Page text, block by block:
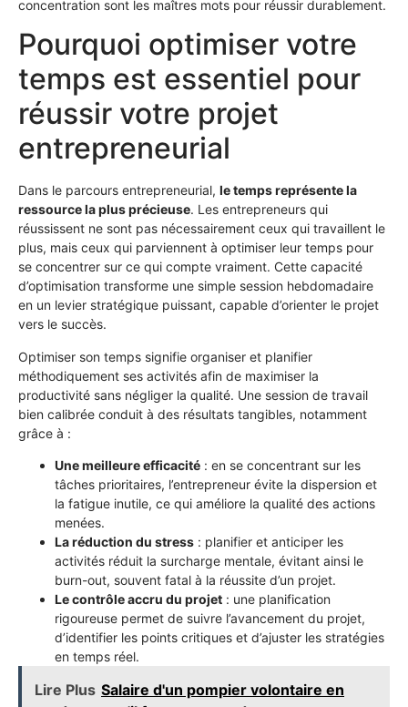
concentration sont les maîtres mots pour réussir durablement.
Pourquoi optimiser votre
temps est essentiel pour
réussir votre projet
entrepreneurial
Dans le parcours entrepreneurial, le temps représente la
ressource la plus précieuse. Les entrepreneurs qui
réussissent ne sont pas nécessairement ceux qui travaillent le
plus, mais ceux qui parviennent à optimiser leur temps pour
se concentrer sur ce qui compte vraiment. Cette capacité
d’optimisation transforme une simple session hebdomadaire
en un levier stratégique puissant, capable d’orienter le projet
vers le succès.
Optimiser son temps signifie organiser et planifier
méthodiquement ses activités afin de maximiser la
productivité sans négliger la qualité. Une session de travail
bien calibrée conduit à des résultats tangibles, notamment
grâce à :
Une meilleure efficacité : en se concentrant sur les
tâches prioritaires, l’entrepreneur évite la dispersion et
la fatigue inutile, ce qui améliore la qualité des actions
menées.
La réduction du stress : planifier et anticiper les
activités réduit la surcharge mentale, évitant ainsi le
burn-out, souvent fatal à la réussite d’un projet.
Le contrôle accru du projet : une planification
rigoureuse permet de suivre l’avancement du projet,
d’identifier les points critiques et d’ajuster les stratégies
en temps réel.
Lire Plus Salaire d'un pompier volontaire en